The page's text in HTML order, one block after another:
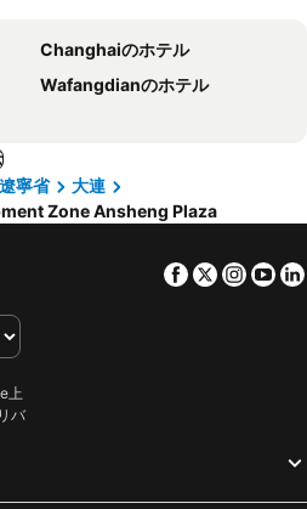
Changhaiのホテル
Wafangdianのホテル
遼寧省
大連
Zone Ansheng Plaza
Facebook
Twitter
上
バ